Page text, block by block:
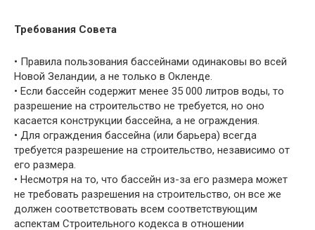
Требования Совета
• Правила пользования бассейнами одинаковы во всей
Новой Зеландии, а не только в Окленде.
• Если бассейн содержит менее 35 000 литров воды, то
разрешение на строительство не требуется, но оно
касается конструкции бассейна, а не ограждения.
• Для ограждения бассейна (или барьера) всегда
требуется разрешение на строительство, независимо от
его размера.
• Несмотря на то, что бассейн из-за его размера может
не требовать разрешения на строительство, он все же
должен соответствовать всем соответствующим
аспектам Строительного кодекса в отношении